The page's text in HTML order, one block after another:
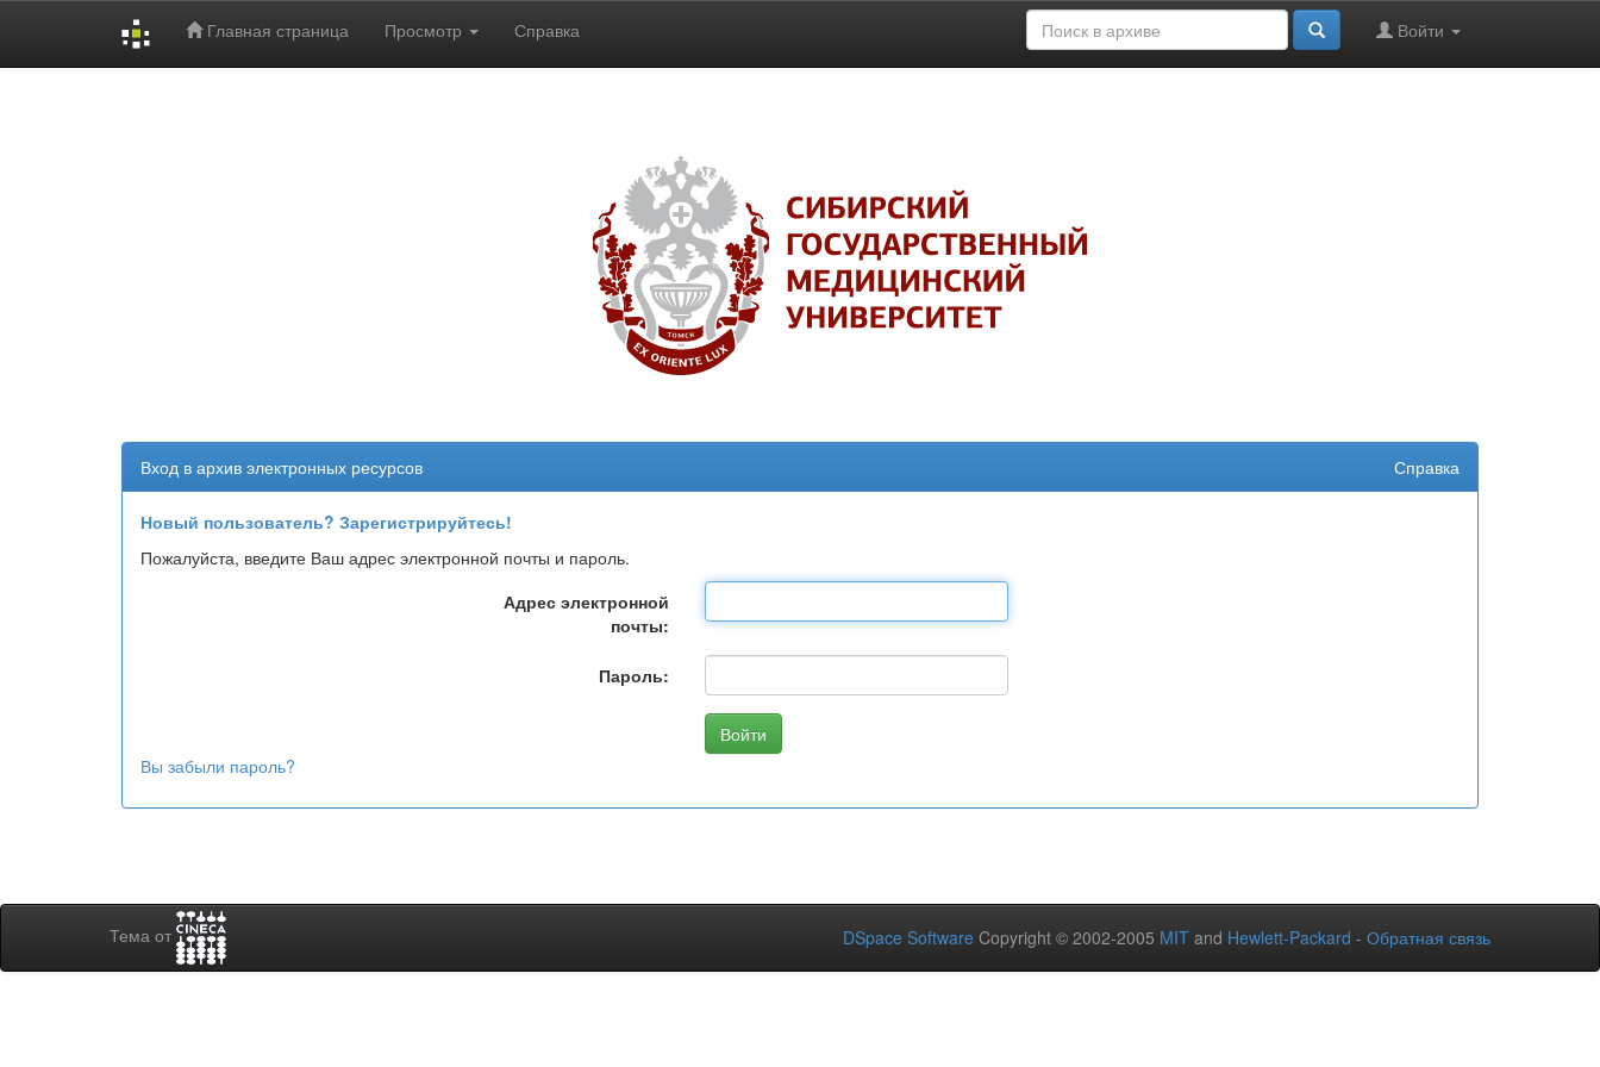
Главная страница Просмотр Справка Войти
Вход в архив электронных ресурсов Справка
Новый пользователь? Зарегистрируйтесь!
Пожалуйста, введите Ваш адрес электронной почты и пароль.
Адрес электронной
почты:
Пароль:
Вы забыли пароль?
Тема от DSpace Software Copyright © 2002-2005 MIT and Hewlett-Packard - Обратная связь